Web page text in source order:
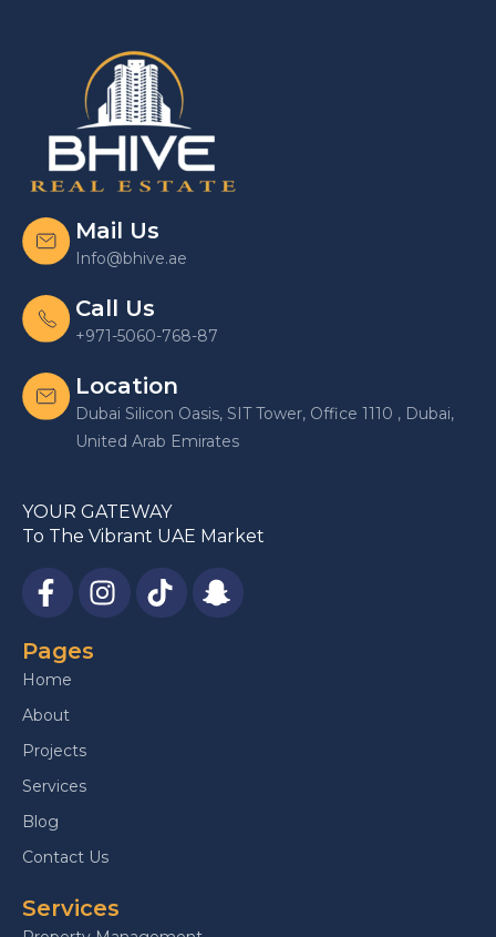
Mail Us
Info@bhive.ae
Call Us
+971-5060-768-87
Location
Dubai Silicon Oasis, SIT Tower, Office 1110 , Dubai,
United Arab Emirates
YOUR GATEWAY
To The Vibrant UAE Market
Pages
Home
About
Projects
Services
Blog
Contact Us
Services